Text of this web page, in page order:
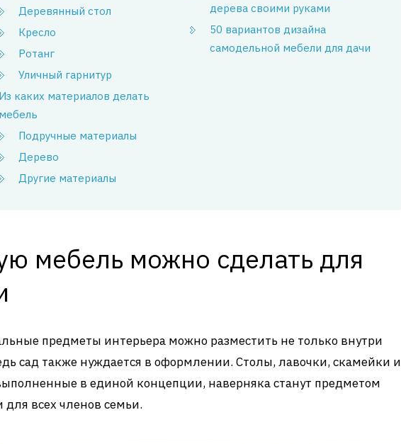
Деревянный стол
Кресло
Ротанг
Уличный гарнитур
Из каких материалов делать
мебель
Подручные материалы
Дерево
Другие материалы
дерева своими руками
50 вариантов дизайна
самодельной мебели для дачи
мебель можно сделать для
предметы интерьера можно разместить не только внутри
сад также нуждается в оформлении. Столы, лавочки, скамейки и
в единой концепции, наверняка станут предметом
для всех членов семьи.